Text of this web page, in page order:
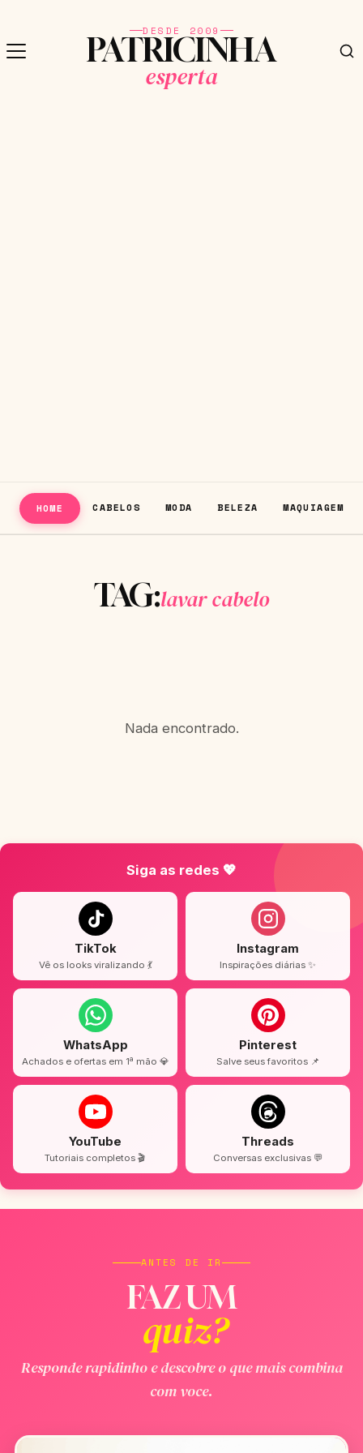
DESDE 2009
PATRICINHA
esperta
HOME CABELOS MODA BELEZA MAQUIAGEM
TAG:lavar cabelo
Nada encontrado.
Siga as redes 💖
TikTok
Vê os looks viralizando 💃
Instagram
Inspirações diárias ✨
WhatsApp
Achados e ofertas em 1ª mão 💎
Pinterest
Salve seus favoritos 📌
YouTube
Tutoriais completos 🎬
Threads
Conversas exclusivas 💬
ANTES DE IR
FAZ UM
quiz?
Responde rapidinho e descobre o que mais combina
com voce.